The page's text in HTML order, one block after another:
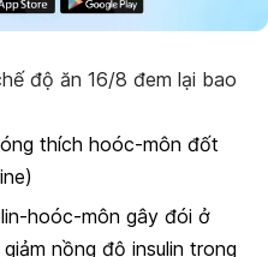
độ ăn 16/8 đem lại bao
thích hoóc-môn đốt
hoóc-môn gây đói ở
nồng độ insulin trong